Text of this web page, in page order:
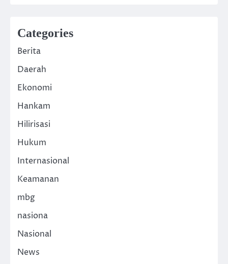
Categories
Berita
Daerah
Ekonomi
Hankam
Hilirisasi
Hukum
Internasional
Keamanan
mbg
nasiona
Nasional
News